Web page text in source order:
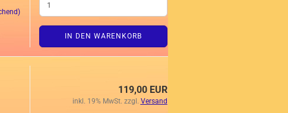
IN DEN WARENKORB
119,00 EUR
inkl. 19% MwSt. zzgl. Versand